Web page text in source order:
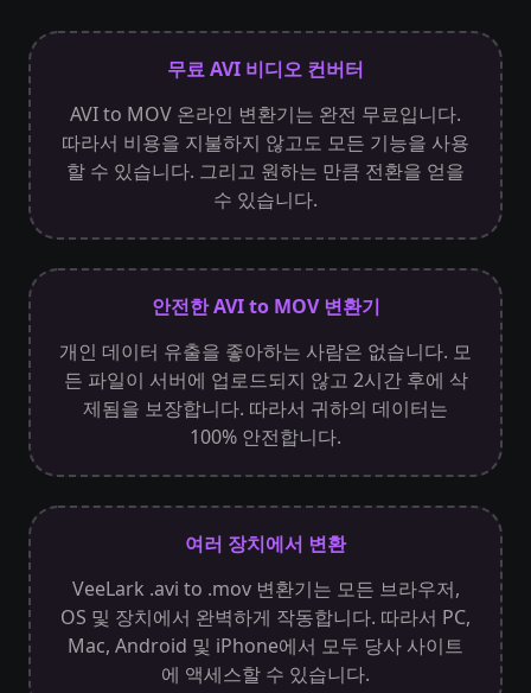
무료 AVI 비디오 컨버터
AVI to MOV 온라인 변환기는 완전 무료입니다.
따라서 비용을 지불하지 않고도 모든 기능을 사용
할 수 있습니다. 그리고 원하는 만큼 전환을 얻을
수 있습니다.
안전한 AVI to MOV 변환기
개인 데이터 유출을 좋아하는 사람은 없습니다. 모
든 파일이 서버에 업로드되지 않고 2시간 후에 삭
제됨을 보장합니다. 따라서 귀하의 데이터는
100% 안전합니다.
여러 장치에서 변환
VeeLark .avi to .mov 변환기는 모든 브라우저,
OS 및 장치에서 완벽하게 작동합니다. 따라서 PC,
Mac, Android 및 iPhone에서 모두 당사 사이트
에 액세스할 수 있습니다.